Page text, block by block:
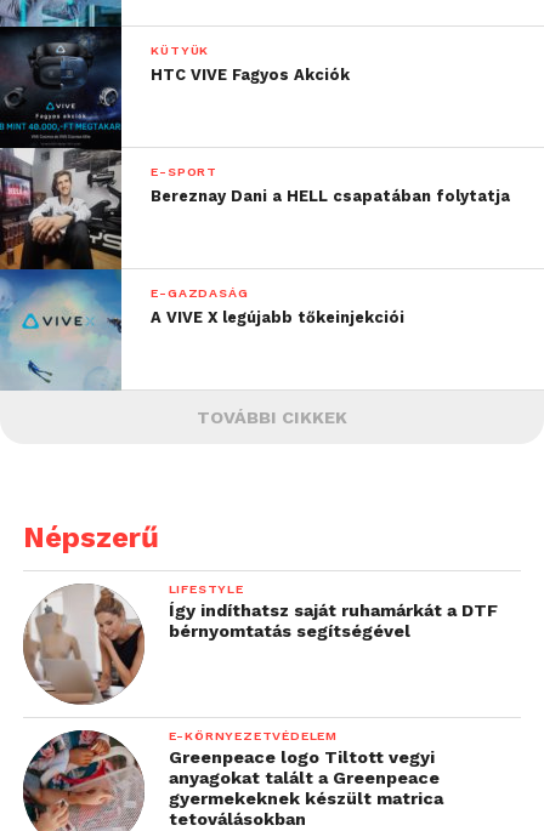
KÜTYÜK
HTC VIVE Fagyos Akciók
E-SPORT
Bereznay Dani a HELL csapatában folytatja
E-GAZDASÁG
A VIVE X legújabb tőkeinjekciói
TOVÁBBI CIKKEK
Népszerű
LIFESTYLE
Így indíthatsz saját ruhamárkát a DTF
bérnyomtatás segítségével
E-KÖRNYEZETVÉDELEM
Greenpeace logo Tiltott vegyi
anyagokat talált a Greenpeace
gyermekeknek készült matrica
tetoválásokban